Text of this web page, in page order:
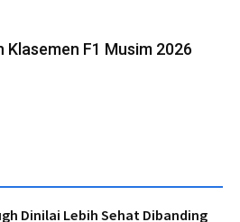
Klasemen F1 Musim 2026
Dinilai Lebih Sehat Dibanding